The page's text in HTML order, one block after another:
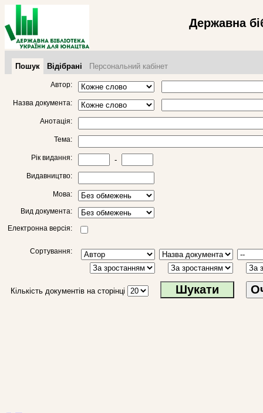
Державна
Пошук Відібрані Персональний кабінет
Автор:
Назва документа:
Анотація:
Тема:
Рік видання: -
Видавництво:
Мова:
Вид документа:
Електронна версія:
Сортування:
Кількість документів на сторінці